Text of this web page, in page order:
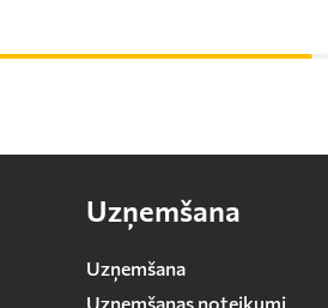
Uzņemšana
Uzņemšana
Uzņemšanas noteikumi